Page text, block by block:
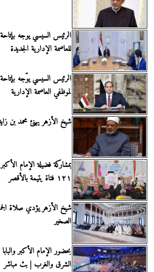
الرئيس السيسي يوجه
للعاصمة الإدارية الجديدة
الرئيس السيسي يوّجه
لموظفي العاصمة الإدارية
شيخ الأزهر يهنئ محمد بن
بمشاركة فضيلة الإمام
١٢١ فتاة يتيمة بالأقصر
شيخ الأزهر يؤدي صلاة
الصخير
بحضور الإمام الأكبر
الشرق والغرب | بث مباشر